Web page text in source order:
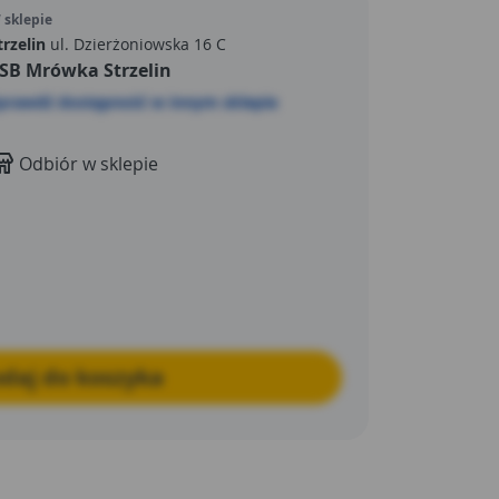
pomalowanej powierzchni i
Zerowa Zawartość Lotnych
LZO**.
sklepie
ul. Dzierżoniowska 16 C
Mrówka Strzelin
dostępność w innym sklepie
Odbiór w sklepie
do koszyka